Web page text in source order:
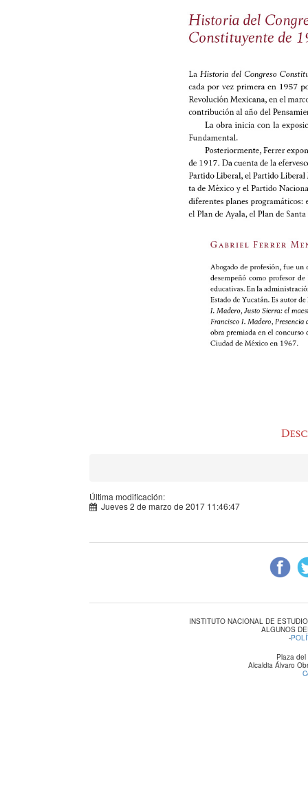
Última modificación:
Jueves 2 de marzo de 2017 11:46:47
INSTITUTO NACIONAL DE
ALGUNOS
-
Plaza
Alcaldia Álvaro